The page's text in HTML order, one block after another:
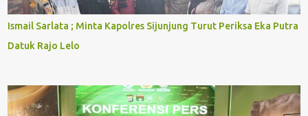
Ismail Sarlata ; Minta Kapolres Sijunjung Turut Periksa Eka Putra
Datuk Rajo Lelo